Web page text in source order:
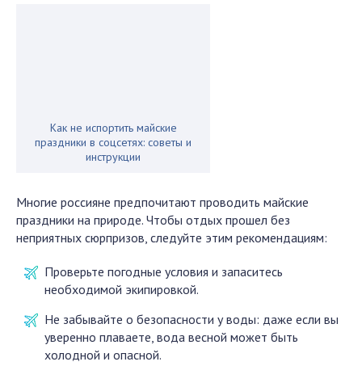
Как не испортить майские
праздники в соцсетях: советы и
инструкции
Многие россияне предпочитают проводить майские
праздники на природе. Чтобы отдых прошел без
неприятных сюрпризов, следуйте этим рекомендациям:
Проверьте погодные условия и запаситесь
необходимой экипировкой.
Не забывайте о безопасности у воды: даже если вы
уверенно плаваете, вода весной может быть
холодной и опасной.